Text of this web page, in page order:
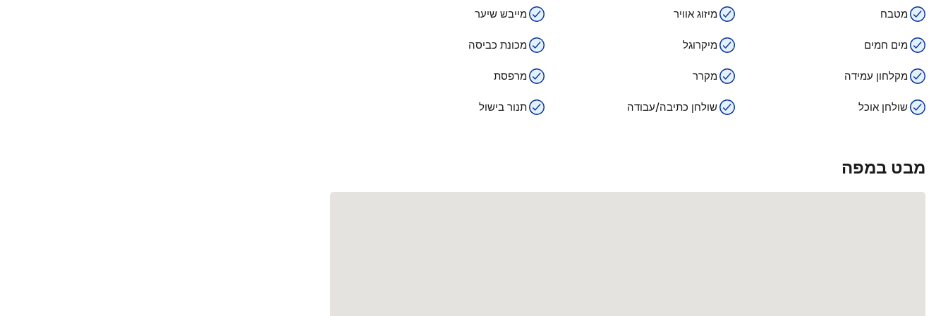
מטבח מיזוג אוויר מייבש שיער
מים חמים מיקרוגל מכונת כביסה
מקלחון עמידה מקרר מרפסת
שולחן אוכל שולחן כתיבה/עבודה תנור בישול
מבט במפה